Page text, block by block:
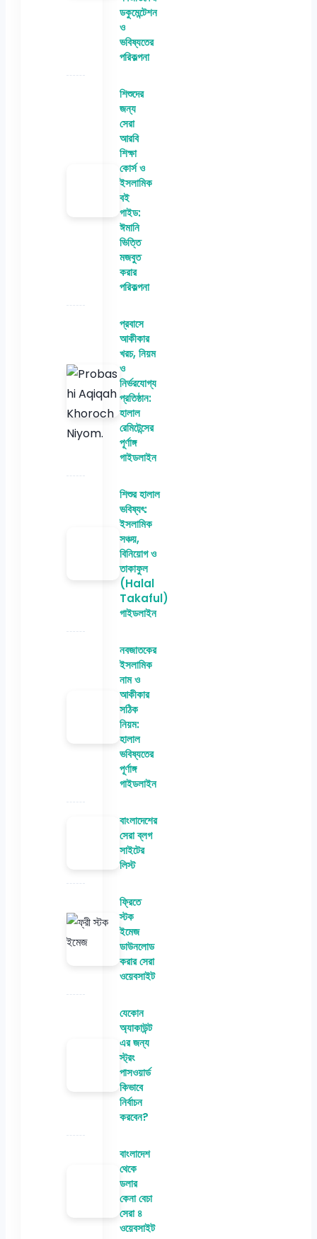
ডকুমেন্টেশন
ও
ভবিষ্যতের
পরিকল্পনা
শিশুদের
জন্য
সেরা
আরবি
শিক্ষা
কোর্স ও
ইসলামিক
বই
গাইড:
ঈমানি
ভিত্তি
মজবুত
করার
পরিকল্পনা
প্রবাসে
আকীকার
খরচ, নিয়ম
ও
নির্ভরযোগ্য
প্রতিষ্ঠান:
হালাল
রেমিটেন্সের
পূর্ণাঙ্গ
গাইডলাইন
শিশুর হালাল
ভবিষ্যৎ:
ইসলামিক
সঞ্চয়,
বিনিয়োগ ও
তাকাফুল
(Halal
Takaful)
গাইডলাইন
নবজাতকের
ইসলামিক
নাম ও
আকীকার
সঠিক
নিয়ম:
হালাল
ভবিষ্যতের
পূর্ণাঙ্গ
গাইডলাইন
বাংলাদেশের
সেরা ব্লগ
সাইটের
লিস্ট
ফ্রিতে
স্টক
ইমেজ
ডাউনলোড
করার সেরা
ওয়েবসাইট
যেকোন
অ্যাকাউন্ট
এর জন্য
স্ট্রং
পাসওয়ার্ড
কিভাবে
নির্বাচন
করবেন?
বাংলাদেশ
থেকে
ডলার
কেনা বেচা
সেরা ৪
ওয়েবসাইট